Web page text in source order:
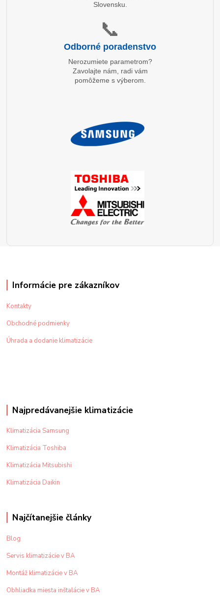
Slovensku.
📞
Odborné poradenstvo
Nerozumiete parametrom?
Zavolajte nám, radi vám
pomôžeme s výberom.
Informácie pre zákazníkov
Kontakty
Obchodné podmienky
Úhrada a dodanie klimatizácie
Najpredávanejšie klimatizácie
Klimatizácia Samsung
Klimatizácia Toshiba
Klimatizácia Mitsubishi
Klimatizácia Daikin
Najčítanejšie články
Blog
Servis klimatizácie v BA
Montáž klimatizácie v BA
Obhliadka miesta inštalácie v BA